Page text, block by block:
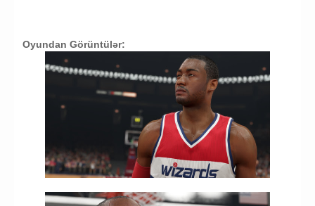
Oyundan Görüntülər: